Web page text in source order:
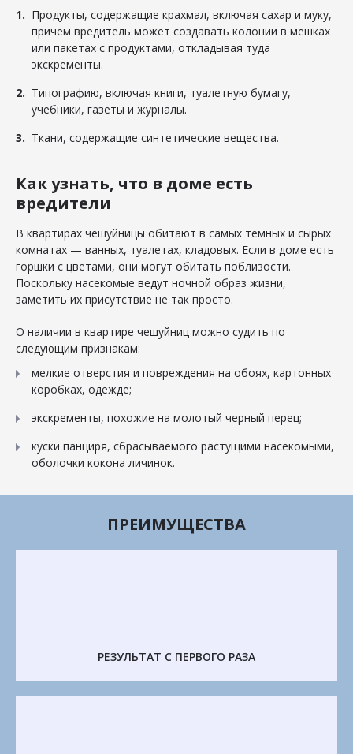
Продукты, содержащие крахмал, включая сахар и муку,
причем вредитель может создавать колонии в мешках
или пакетах с продуктами, откладывая туда
экскременты.
Типографию, включая книги, туалетную бумагу,
учебники, газеты и журналы.
Ткани, содержащие синтетические вещества.
Как узнать, что в доме есть
вредители
В квартирах чешуйницы обитают в самых темных и сырых
комнатах — ванных, туалетах, кладовых. Если в доме есть
горшки с цветами, они могут обитать поблизости.
Поскольку насекомые ведут ночной образ жизни,
заметить их присутствие не так просто.
О наличии в квартире чешуйниц можно судить по
следующим признакам:
мелкие отверстия и повреждения на обоях, картонных
коробках, одежде;
экскременты, похожие на молотый черный перец;
куски панциря, сбрасываемого растущими насекомыми,
оболочки кокона личинок.
ПРЕИМУЩЕСТВА
РЕЗУЛЬТАТ С ПЕРВОГО РАЗА